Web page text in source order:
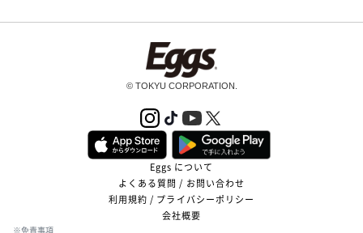
© TOKYU CORPORATION.
Eggs について
よくある質問 / お問い合わせ
利用規約 / プライバシーポリシー
会社概要
※免責事項